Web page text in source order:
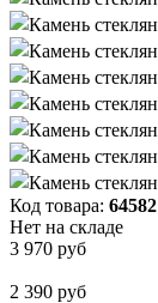
Код товара: 64582
Нет на складе
3 970 руб
2 390 руб